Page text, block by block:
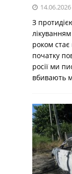
14.06.2026
З
роком
початку
росії ми
вбивають